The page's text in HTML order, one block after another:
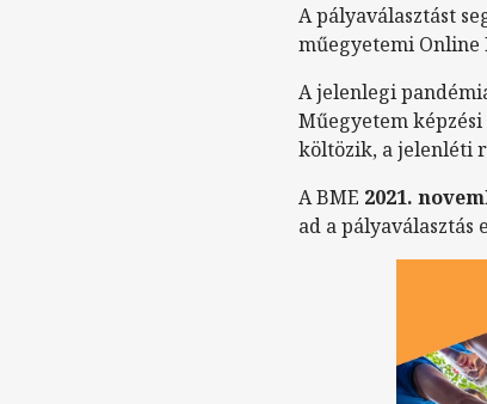
A pályaválasztást
műegyetemi
A jelenlegi
Műegyetem
költözik, a jelenléti
A BME 2021.
ad a pályaválasztás